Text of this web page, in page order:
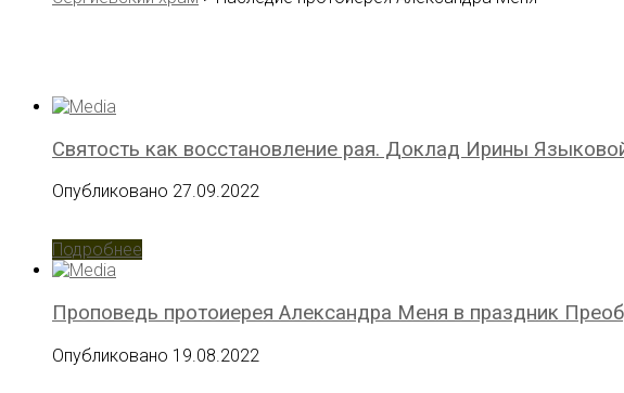
Святость как восстановление рая. Доклад Ирины
Опубликовано 27.09.2022
Подробнее
Проповедь протоиерея Александра Меня в праздник
Опубликовано 19.08.2022